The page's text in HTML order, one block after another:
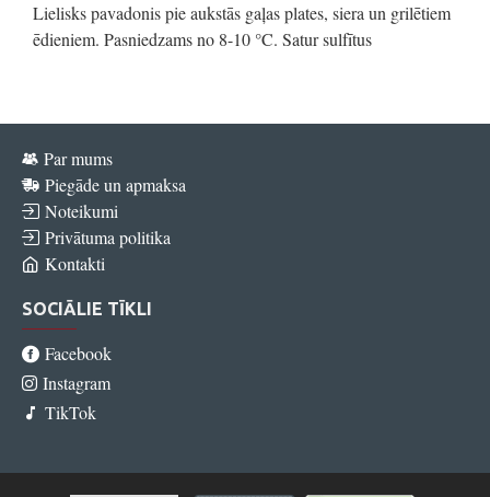
Lielisks pavadonis pie aukstās gaļas plates, siera un grilētiem
ēdieniem. Pasniedzams no 8-10 °C. Satur sulfītus
Par mums
Piegāde un apmaksa
Noteikumi
Privātuma politika
Kontakti
SOCIĀLIE TĪKLI
Facebook
Instagram
TikTok